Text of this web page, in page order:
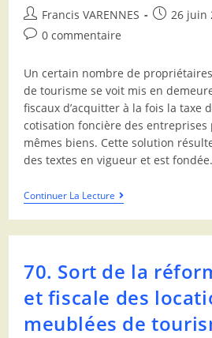
Francis VARENNES 26 juin
0 commentaire
Un certain nombre de
de tourisme se voit mis en
fiscaux d’acquitter à la fois la taxe
cotisation foncière des entreprises
mêmes biens. Cette solution
des textes en vigueur et est
Continuer La Lecture
70. Sort de la
et fiscale des
meublées de